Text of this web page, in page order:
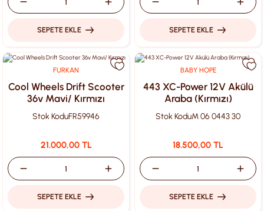
SEPETE EKLE SEPETE EKLE
FURKAN
Cool Wheels Drift Scooter
36v Mavi/ Kırmızı
Stok KoduFR59946
21.000,00 TL
SEPETE EKLE
BABY HOPE
443 XC-Power 12V Akülü
Araba (Kırmızı)
Stok KoduM 06 0443 30
18.500,00 TL
SEPETE EKLE